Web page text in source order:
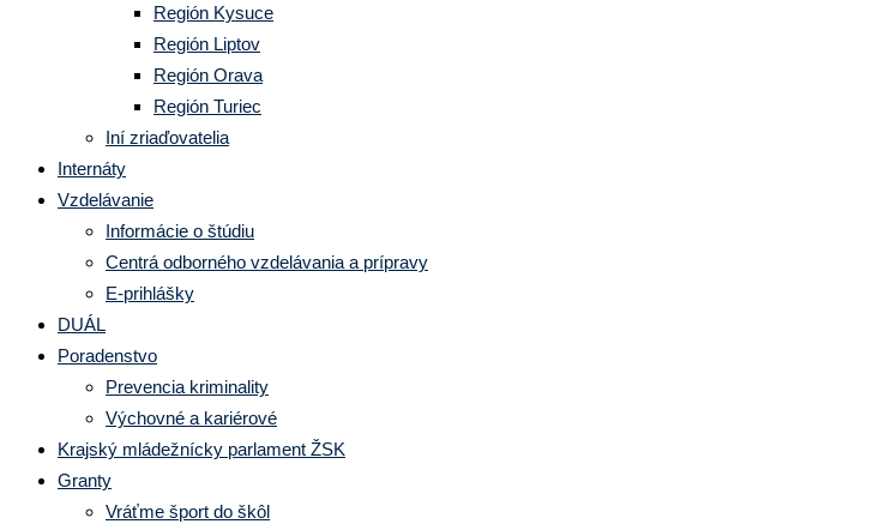
Región Kysuce
Región Liptov
Región Orava
Región Turiec
Iní zriaďovatelia
Internáty
Vzdelávanie
Informácie o štúdiu
Centrá odborného vzdelávania a prípravy
E-prihlášky
DUÁL
Poradenstvo
Prevencia kriminality
Výchovné a kariérové
Krajský mládežnícky parlament ŽSK
Granty
Vráťme šport do škôl